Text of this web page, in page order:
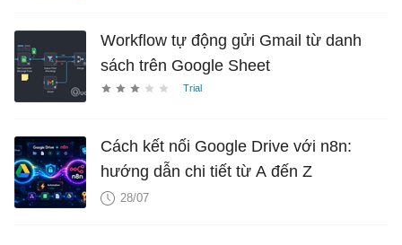
Workflow tự động gửi Gmail từ danh
sách trên Google Sheet
Cách kết nối Google Drive với n8n:
hướng dẫn chi tiết từ A đến Z
28/07